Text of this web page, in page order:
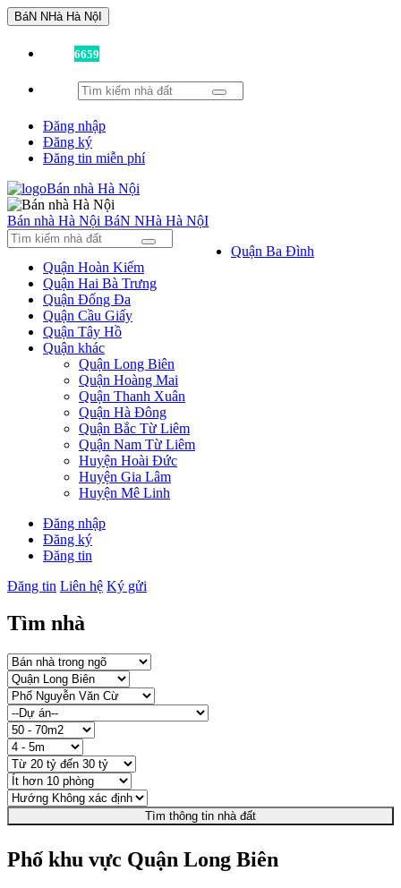
BáN NHà Hà NộI
6659
Đăng nhập
Đăng ký
Đăng tin miễn phí
Bán nhà Hà Nội BáN NHà Hà NộI
Quận Ba Đình
Quận Hoàn Kiếm
Quận Hai Bà Trưng
Quận Đống Đa
Quận Cầu Giấy
Quận Tây Hồ
Quận khác
Quận Long Biên
Quận Hoàng Mai
Quận Thanh Xuân
Quận Hà Đông
Quận Bắc Từ Liêm
Quận Nam Từ Liêm
Huyện Hoài Đức
Huyện Gia Lâm
Huyện Mê Linh
Đăng nhập
Đăng ký
Đăng tin
Đăng tin Liên hệ Ký gửi
Tìm nhà
Tìm thông tin nhà đất
Phố khu vực Quận Long Biên